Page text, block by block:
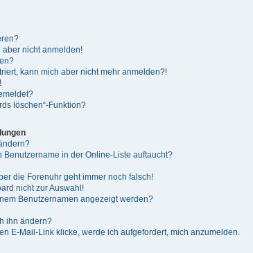
aber nicht anmelden!
kann mich aber nicht mehr anmelden?!
löschen“-Funktion?
in der Online-Liste auftaucht?
die Forenuhr geht immer noch falsch!
nicht zur Auswahl!
Benutzernamen angezeigt werden?
ihn ändern?
E-Mail-Link klicke, werde ich aufgefordert, mich anzumelden.